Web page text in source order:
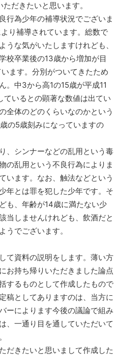
だきたいと思います。
行為少年の補導状況でございま
り補導されています。総数で
な気がいたしますけれども、
校卒業後の13歳から増加が目
ます。分別がついてきたため
。中3から高1の15歳が平成11
いるとの顕著な数値は出てい
全体のどのくらいなのかという
の5歳刻みになっていますの
、シンナーなどの乱用という毒
の乱用という不良行為によりま
います。なお、触法などという
年とは罪を犯した少年です。そ
も、年齢が14歳に満たない少
当しませんけれども、飲酒だと
でございます。
て資料の説明をします。薄い方
お持ち帰りいただきました論点
するものとして作成したもので
稿としてありますのは、当方に
ーによります今後の議論で組み
、一通り目を通していただいて
だきたいと思いまして作成した